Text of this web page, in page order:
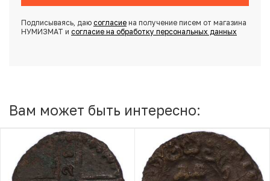
Подписываясь, даю согласиена получение писем от магазина
НУМИЗМАТ и согласие на обработку персональных данных
Вам может быть интересно: